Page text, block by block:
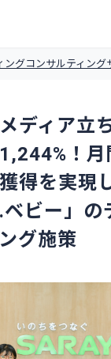
ングコンサルティング
ディア立
！
得を実現
ビー」の
グ施策